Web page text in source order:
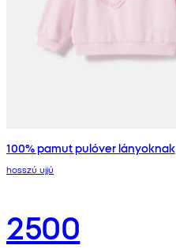
100% pamut pulóver lányoknak
hosszú ujjú
2500